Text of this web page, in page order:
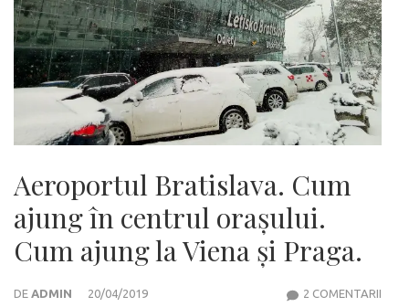
Aeroportul Bratislava. Cum
ajung în centrul orașului.
Cum ajung la Viena și Praga.
DE ADMIN 20/04/2019 2 COMENTARII